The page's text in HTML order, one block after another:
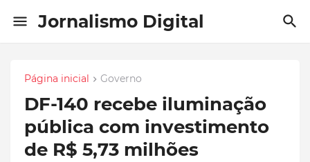
Jornalismo Digital
Página inicial Governo
DF-140 recebe iluminação
pública com investimento
de R$ 5,73 milhões